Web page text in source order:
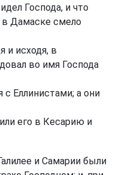
Господа, и что
в Дамаске смело
и исходя, в
во имя Господа
с Еллинистами; а они
его в Кесарию и
и Самарии были